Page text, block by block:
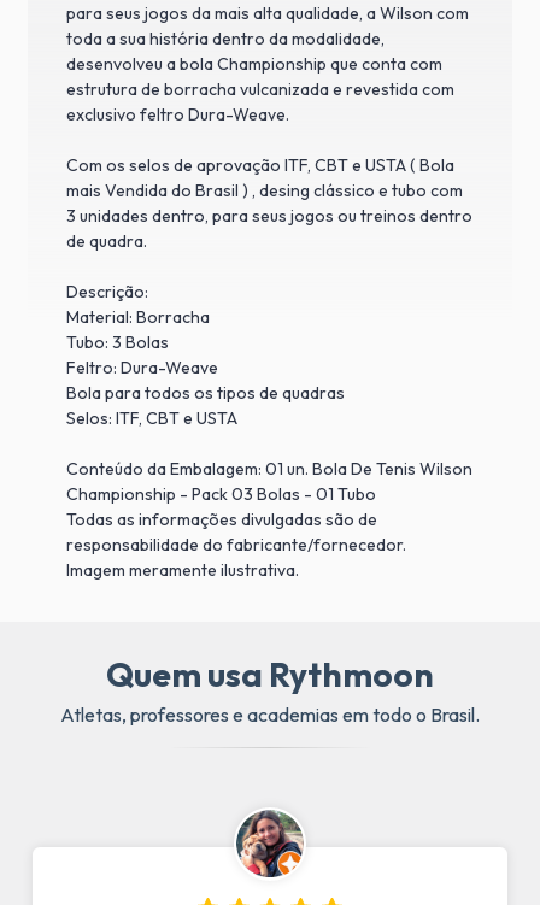
para seus jogos da mais alta qualidade, a Wilson com
toda a sua história dentro da modalidade,
desenvolveu a bola Championship que conta com
estrutura de borracha vulcanizada e revestida com
exclusivo feltro Dura-Weave.
Com os selos de aprovação ITF, CBT e USTA ( Bola
mais Vendida do Brasil ) , desing clássico e tubo com
3 unidades dentro, para seus jogos ou treinos dentro
de quadra.
Descrição:
Material: Borracha
Tubo: 3 Bolas
Feltro: Dura-Weave
Bola para todos os tipos de quadras
Selos: ITF, CBT e USTA
Conteúdo da Embalagem: 01 un. Bola De Tenis Wilson
Championship - Pack 03 Bolas - 01 Tubo
Todas as informações divulgadas são de
responsabilidade do fabricante/fornecedor.
Imagem meramente ilustrativa.
Quem usa Rythmoon
Atletas, professores e academias em todo o Brasil.